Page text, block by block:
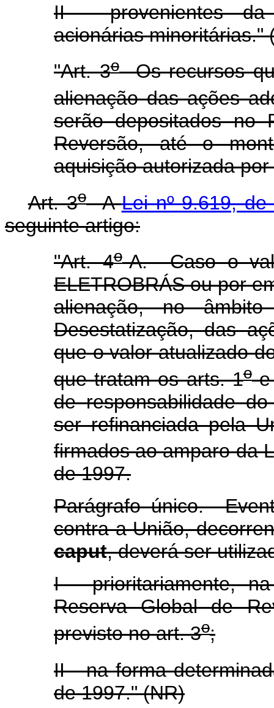
II - provenientes da
acionárias minoritárias."
"Art. 3oOs recursos
alienação das ações
serão depositados no
Reversão, até o
aquisição autorizada
Art. 3oALei nº 9.619, de
seguinte artigo:
"Art. 4o-A. Caso o
ELETROBRÁS ou por
alienação, no
Desestatização, das
que o valor atualizado
que tratam os arts. 1oe
de responsabilidade
ser refinanciada pela
firmados ao amparo da
de 1997.
Parágrafo único.
contra a União,
caput, deverá ser
I - prioritariamente,
Reserva Global de
previsto no art. 3o;
II - na forma
de 1997." (NR)